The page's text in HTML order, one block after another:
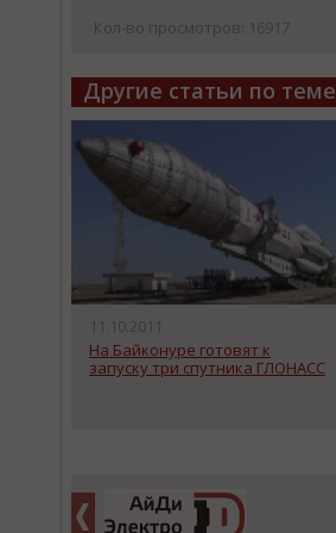
Кол-во просмотров: 16917
Другие статьи по теме
11.10.2011
На Байконуре готовят к
запуску три спутника ГЛОНАСС